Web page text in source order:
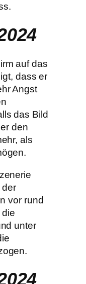
auf das
dass er
Angst
das Bild
den
als
der
vor rund
unter